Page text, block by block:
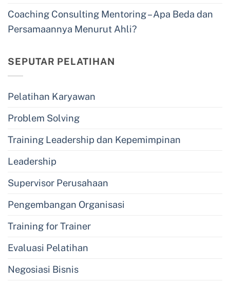
Coaching Consulting Mentoring – Apa Beda dan
Persamaannya Menurut Ahli?
SEPUTAR PELATIHAN
Pelatihan Karyawan
Problem Solving
Training Leadership dan Kepemimpinan
Leadership
Supervisor Perusahaan
Pengembangan Organisasi
Training for Trainer
Evaluasi Pelatihan
Negosiasi Bisnis